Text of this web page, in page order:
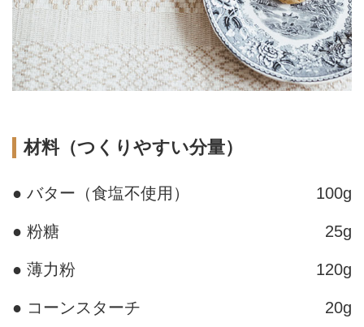
材料（つくりやすい分量）
● バター（食塩不使用） 100g
● 粉糖 25g
● 薄力粉 120g
● コーンスターチ 20g